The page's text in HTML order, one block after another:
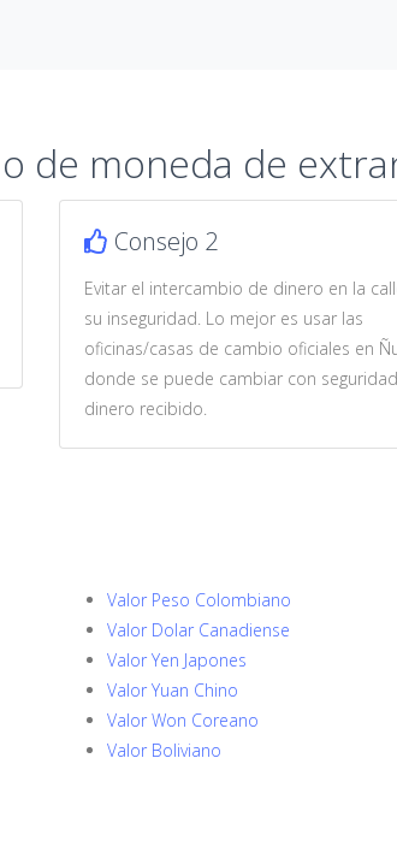
de moneda de
Consejo 2
Evitar el intercambio de dinero en la
su inseguridad. Lo mejor es usar las
oficinas/casas de cambio oficiales en
donde se puede cambiar con
dinero recibido.
Valor Peso Colombiano
Valor Dolar Canadiense
Valor Yen Japones
Valor Yuan Chino
Valor Won Coreano
Valor Boliviano